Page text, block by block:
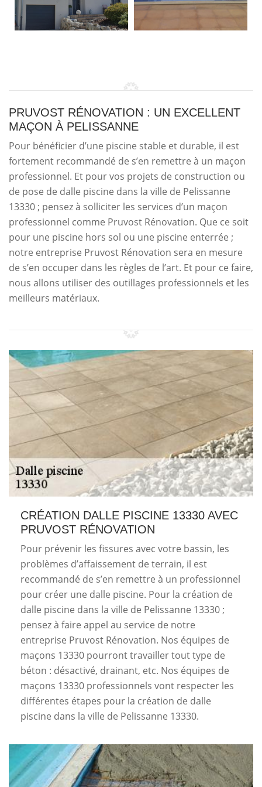
PRUVOST RÉNOVATION : UN EXCELLENT
MAÇON À PELISSANNE
Pour bénéficier d’une piscine stable et durable, il est
fortement recommandé de s’en remettre à un maçon
professionnel. Et pour vos projets de construction ou
de pose de dalle piscine dans la ville de Pelissanne
13330 ; pensez à solliciter les services d’un maçon
professionnel comme Pruvost Rénovation. Que ce soit
pour une piscine hors sol ou une piscine enterrée ;
notre entreprise Pruvost Rénovation sera en mesure
de s’en occuper dans les règles de l’art. Et pour ce faire,
nous allons utiliser des outillages professionnels et les
meilleurs matériaux.
CRÉATION DALLE PISCINE 13330 AVEC
PRUVOST RÉNOVATION
Pour prévenir les fissures avec votre bassin, les
problèmes d’affaissement de terrain, il est
recommandé de s’en remettre à un professionnel
pour créer une dalle piscine. Pour la création de
dalle piscine dans la ville de Pelissanne 13330 ;
pensez à faire appel au service de notre
entreprise Pruvost Rénovation. Nos équipes de
maçons 13330 pourront travailler tout type de
béton : désactivé, drainant, etc. Nos équipes de
maçons 13330 professionnels vont respecter les
différentes étapes pour la création de dalle
piscine dans la ville de Pelissanne 13330.